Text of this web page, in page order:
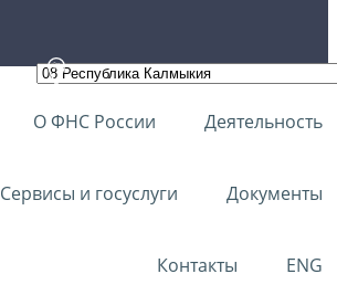
О ФНС России Деятельность
Сервисы и госуслуги Документы
Контакты ENG